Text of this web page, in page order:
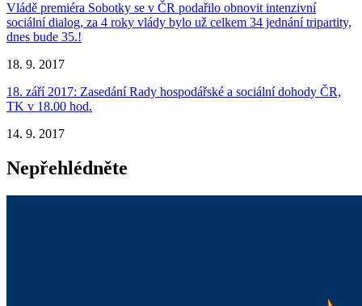
Vládě premiéra Sobotky se v ČR podařilo obnovit intenzivní
sociální dialog, za 4 roky vlády bylo už celkem 34 jednání tripartity,
dnes bude 35.!
18. 9. 2017
18. září 2017: Zasedání Rady hospodářské a sociální dohody ČR,
TK v 18.00 hod.
14. 9. 2017
Nepřehlédněte